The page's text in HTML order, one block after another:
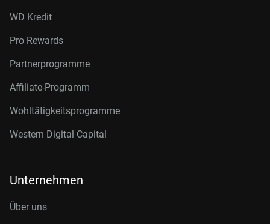
WD Kredit
Pro Rewards
Partnerprogramme
Affiliate-Programm
Wohltätigkeitsprogramme
Western Digital Capital
Unternehmen
Über uns